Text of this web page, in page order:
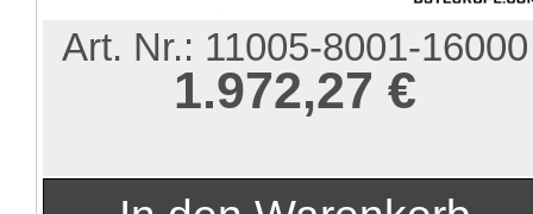
Art. Nr.: 11005-8001-16000
1.972,27 €